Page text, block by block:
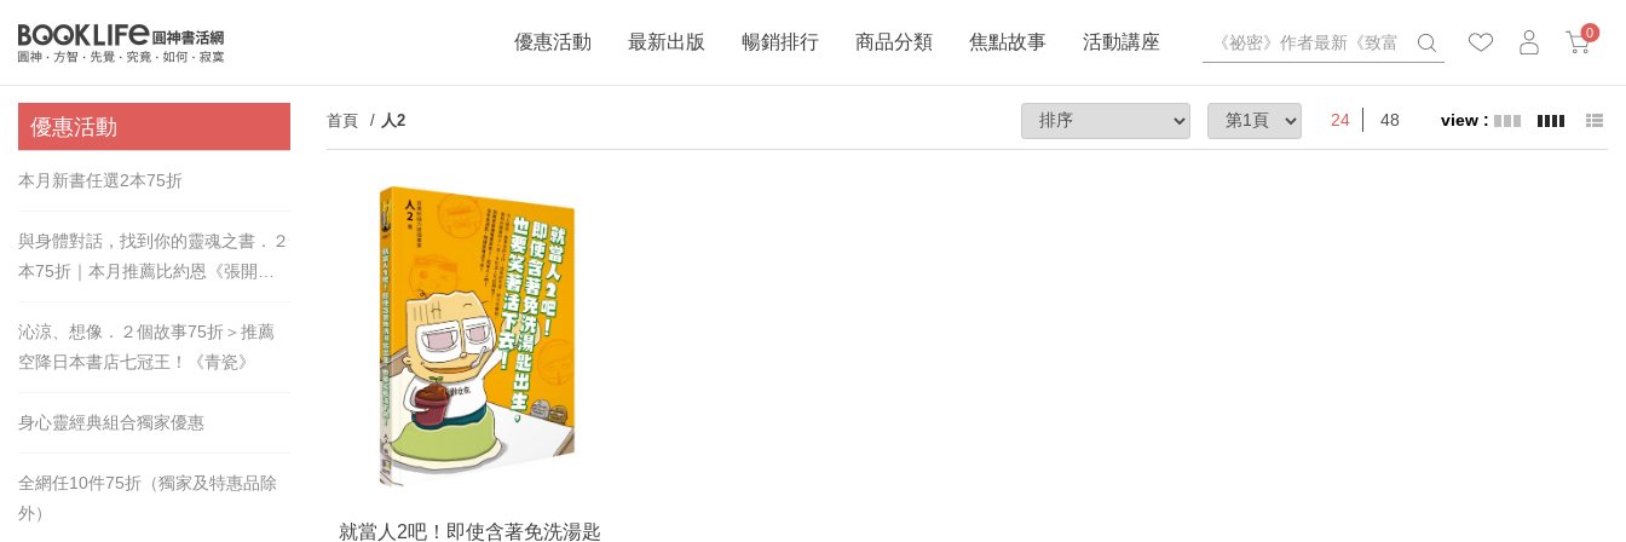
0
優惠活動 最新出版 暢銷排行 商品分類 焦點故事 活動講座
優惠活動
本月新書任選2本75折
與身體對話，找到你的靈魂之書．２
本75折｜本月推薦比約恩《張開的
沁涼、想像．２個故事75折＞推薦
空降日本書店七冠王！《青瓷》
身心靈經典組合獨家優惠
全網任10件75折（獨家及特惠品除
外）
首頁 人2 24 48
就當人2吧！即使含著免洗湯匙